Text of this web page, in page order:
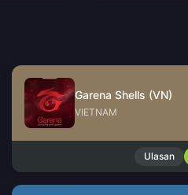
Garena Shells (VN)
VIETNAM
Ulasan